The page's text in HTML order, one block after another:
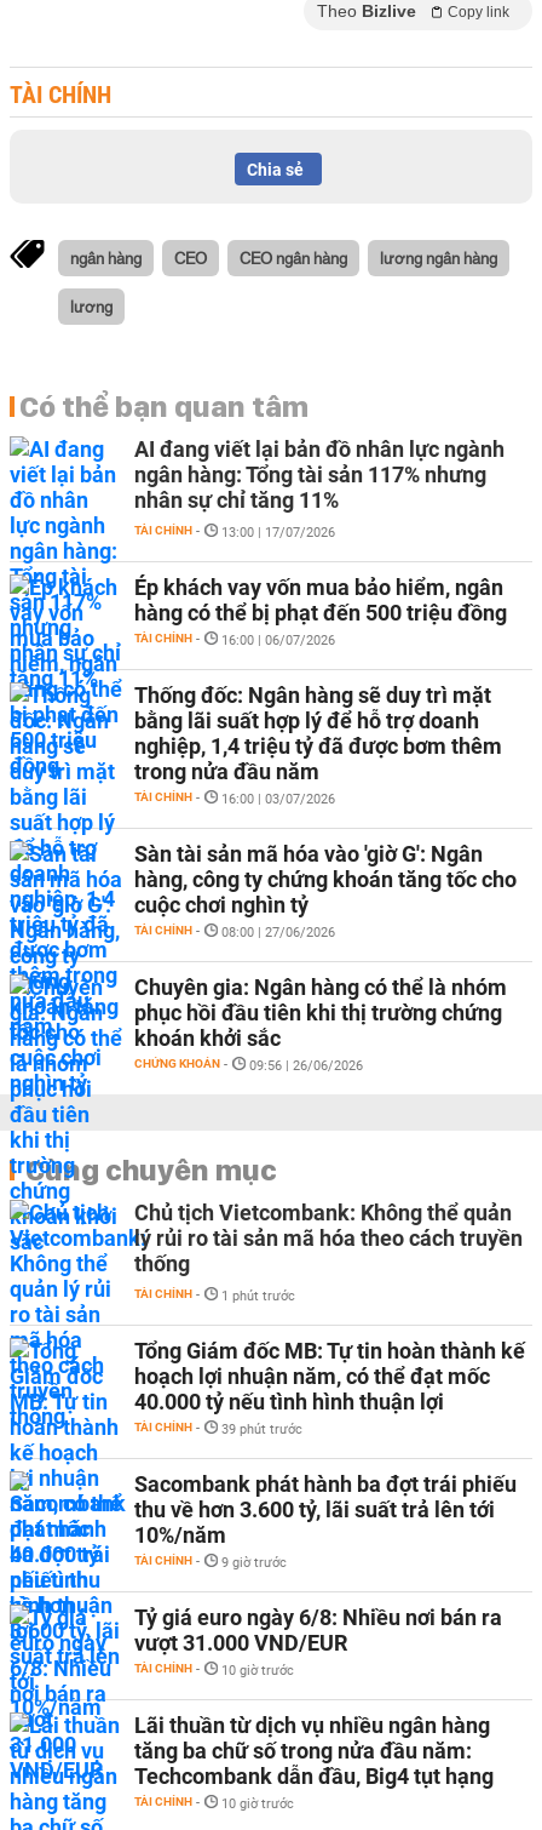
Theo Bizlive Copy link
TÀI CHÍNH
Chia sẻ
ngân hàng CEO CEO ngân hàng lương ngân hàng
lương
Có thể bạn quan tâm
AI đang viết lại bản đồ nhân lực ngành
ngân hàng: Tổng tài sản 117% nhưng
nhân sự chỉ tăng 11%
TÀI CHÍNH - 13:00 | 17/07/2026
Ép khách vay vốn mua bảo hiểm, ngân
hàng có thể bị phạt đến 500 triệu đồng
TÀI CHÍNH - 16:00 | 06/07/2026
Thống đốc: Ngân hàng sẽ duy trì mặt
bằng lãi suất hợp lý để hỗ trợ doanh
nghiệp, 1,4 triệu tỷ đã được bơm thêm
trong nửa đầu năm
TÀI CHÍNH - 16:00 | 03/07/2026
Sàn tài sản mã hóa vào 'giờ G': Ngân
hàng, công ty chứng khoán tăng tốc cho
cuộc chơi nghìn tỷ
TÀI CHÍNH - 08:00 | 27/06/2026
Chuyên gia: Ngân hàng có thể là nhóm
phục hồi đầu tiên khi thị trường chứng
khoán khởi sắc
CHỨNG KHOÁN - 09:56 | 26/06/2026
Cùng chuyên mục
Chủ tịch Vietcombank: Không thể quản
lý rủi ro tài sản mã hóa theo cách truyền
thống
TÀI CHÍNH - 1 phút trước
Tổng Giám đốc MB: Tự tin hoàn thành kế
hoạch lợi nhuận năm, có thể đạt mốc
40.000 tỷ nếu tình hình thuận lợi
TÀI CHÍNH - 39 phút trước
Sacombank phát hành ba đợt trái phiếu
thu về hơn 3.600 tỷ, lãi suất trả lên tới
10%/năm
TÀI CHÍNH - 9 giờ trước
Tỷ giá euro ngày 6/8: Nhiều nơi bán ra
vượt 31.000 VND/EUR
TÀI CHÍNH - 10 giờ trước
Lãi thuần từ dịch vụ nhiều ngân hàng
tăng ba chữ số trong nửa đầu năm:
Techcombank dẫn đầu, Big4 tụt hạng
TÀI CHÍNH - 10 giờ trước